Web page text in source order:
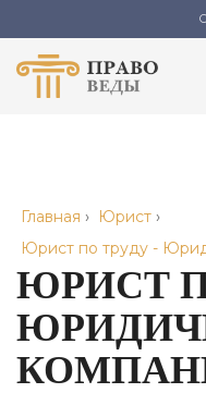
Главная › Юрист ›
Юрист по труду -
ЮРИСТ